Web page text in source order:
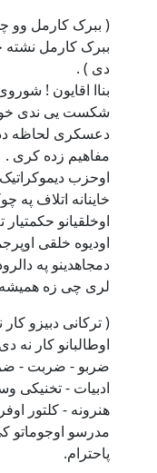
( ببرک کارمل
ببرک کارمل
دی ) .
بناا اقایون !
شکست یی ندی
دعسکری لحاظه
مفاهیم زده کری .
اوحزب
خاینانه اتلاف په
اوخلقیانو
اودیوه خلقی
دمجاهدینو په
لری چی زه همیشه
( ترکانی دبیزو
اوطالبانو کار
ضربو - ضربت -
ادبیات - تخنیکی
هنرونه - کلتور
مدرسو اوجوماتو
پاحترام.